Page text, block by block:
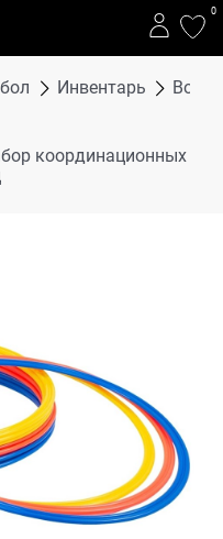
0
Инвентарь
координационных